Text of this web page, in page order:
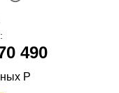
490
Р